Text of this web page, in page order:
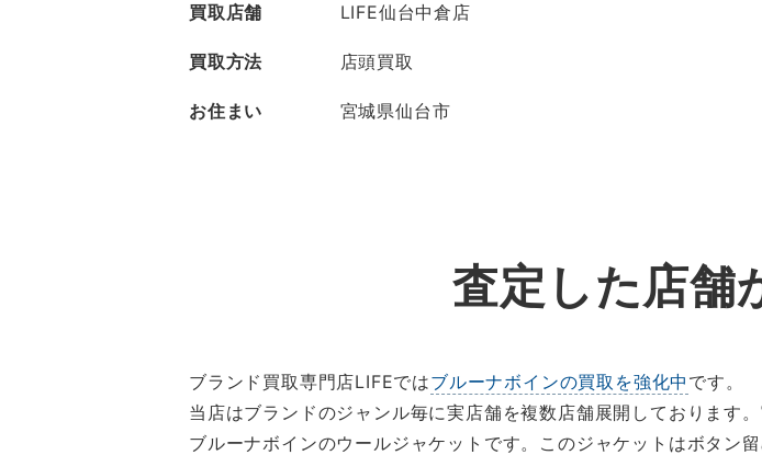
買取店舗 LIFE仙台中倉店
買取方法 店頭買取
お住まい 宮城県仙台市
査定した店舗
ブランド買取専門店LIFEではブルーナボインの買取を強化中 です。
当店はブランドのジャンル毎に実店舗を複数店舗展開しております
ブルーナボインのウールジャケットです。このジャケットはボタン